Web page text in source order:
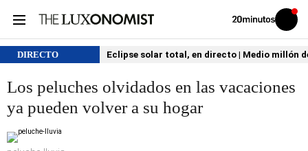
Volver
Iniciar
sesión
DIRECTO Eclipse solar total, en directo | Medio millón
Los peluches olvidados en las vacaciones
ya pueden volver a su hogar